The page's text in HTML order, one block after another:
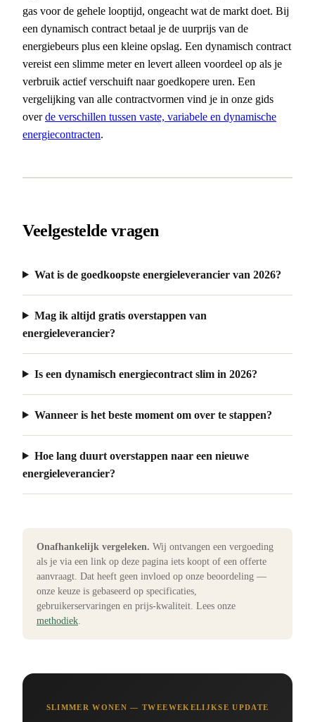
gas voor de gehele looptijd, ongeacht wat de markt doet. Bij
een dynamisch contract betaal je de uurprijs van de
energiebeurs plus een kleine opslag. Een dynamisch contract
vereist een slimme meter en levert alleen voordeel op als je
verbruik actief verschuift naar goedkopere uren. Een
vergelijking van alle contractvormen vind je in onze gids
overde verschillen tussen vaste, variabele en dynamische
energiecontracten.
Veelgestelde vragen
Wat is de goedkoopste energieleverancier van 2026?
Mag ik altijd gratis overstappen van
energieleverancier?
Is een dynamisch energiecontract slim in 2026?
Wanneer is het beste moment om over te stappen?
Hoe lang duurt overstappen naar een nieuwe
energieleverancier?
Onafhankelijk vergeleken. Wij ontvangen een vergoeding
als je via een link op deze pagina iets koopt of een offerte
aanvraagt. Dat heeft geen invloed op onze beoordeling —
onze keuze is gebaseerd op specificaties,
gebruikerservaringen en prijs-kwaliteit. Lees onze
methodiek
SLIMMER WONEN — TWEEWEKELIJKSE UPDATE